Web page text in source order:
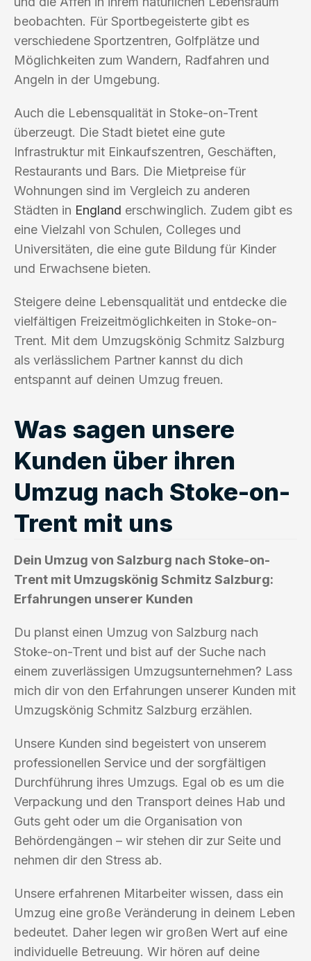
beobachten. Für Sportbegeisterte gibt es
verschiedene Sportzentren, Golfplätze und
Möglichkeiten zum Wandern, Radfahren und
Angeln in der Umgebung.
Auch die Lebensqualität in Stoke-on-Trent
überzeugt. Die Stadt bietet eine gute
Infrastruktur mit Einkaufszentren, Geschäften,
Restaurants und Bars. Die Mietpreise für
Wohnungen sind im Vergleich zu anderen
Städten in England erschwinglich. Zudem gibt es
eine Vielzahl von Schulen, Colleges und
Universitäten, die eine gute Bildung für Kinder
und Erwachsene bieten.
Steigere deine Lebensqualität und entdecke die
vielfältigen Freizeitmöglichkeiten in Stoke-on-
Trent. Mit dem Umzugskönig Schmitz Salzburg
als verlässlichem Partner kannst du dich
entspannt auf deinen Umzug freuen.
Was sagen unsere
Kunden über ihren
Umzug nach Stoke-on-
Trent mit uns
Dein Umzug von Salzburg nach Stoke-on-
Trent mit Umzugskönig Schmitz Salzburg:
Erfahrungen unserer Kunden
Du planst einen Umzug von Salzburg nach
Stoke-on-Trent und bist auf der Suche nach
einem zuverlässigen Umzugsunternehmen? Lass
mich dir von den Erfahrungen unserer Kunden mit
Umzugskönig Schmitz Salzburg erzählen.
Unsere Kunden sind begeistert von unserem
professionellen Service und der sorgfältigen
Durchführung ihres Umzugs. Egal ob es um die
Verpackung und den Transport deines Hab und
Guts geht oder um die Organisation von
Behördengängen – wir stehen dir zur Seite und
nehmen dir den Stress ab.
Unsere erfahrenen Mitarbeiter wissen, dass ein
Umzug eine große Veränderung in deinem Leben
bedeutet. Daher legen wir großen Wert auf eine
individuelle Betreuung. Wir hören auf deine